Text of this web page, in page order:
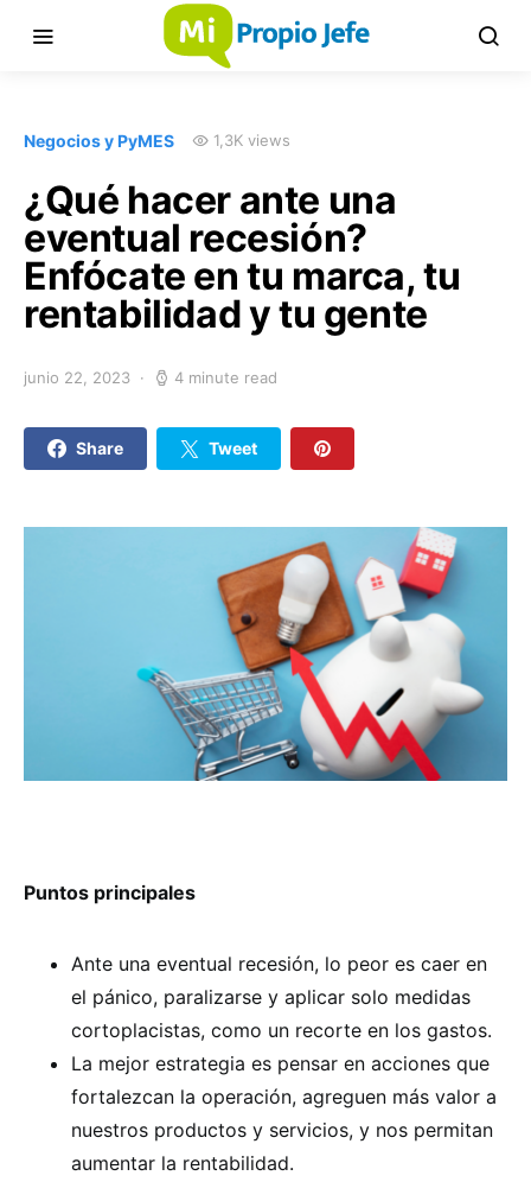
Negocios y PyMES 1,3K views
¿Qué hacer ante una
eventual recesión?
Enfócate en tu marca, tu
rentabilidad y tu gente
junio 22, 2023 4 minute read
Share Tweet
Puntos principales
Ante una eventual recesión, lo peor es caer en
el pánico, paralizarse y aplicar solo medidas
cortoplacistas, como un recorte en los gastos.
La mejor estrategia es pensar en acciones que
fortalezcan la operación, agreguen más valor a
nuestros productos y servicios, y nos permitan
aumentar la rentabilidad.